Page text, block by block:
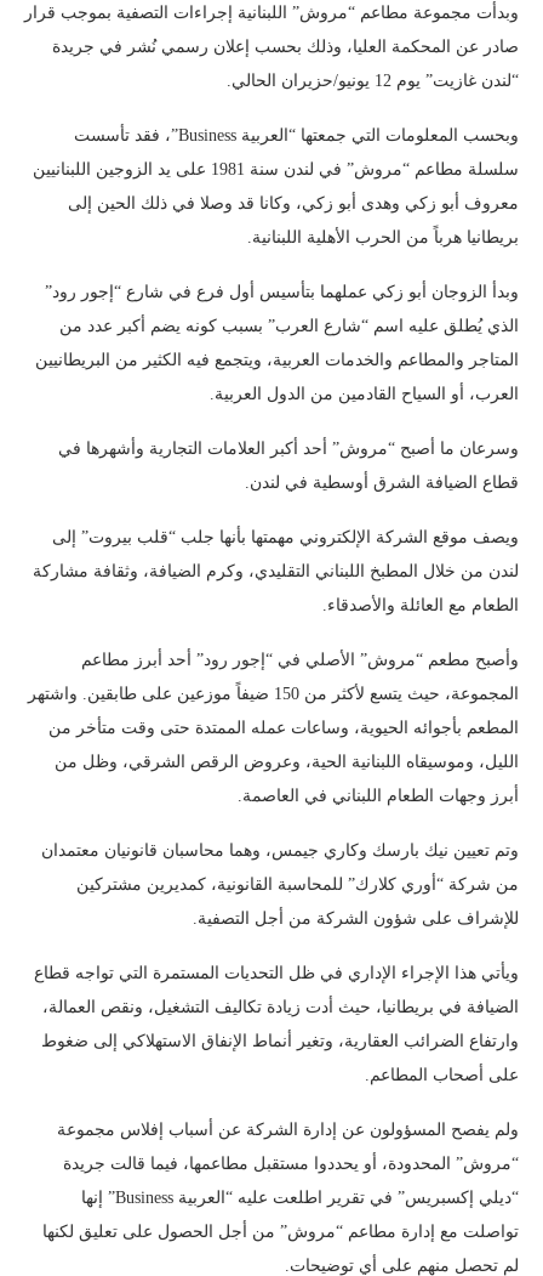
وبدأت مجموعة مطاعم “مروش” اللبنانية إجراءات التصفية بموجب قرار
صادر عن المحكمة العليا، وذلك بحسب إعلان رسمي نُشر في جريدة
“لندن غازيت” يوم 12 يونيو/حزيران الحالي.
وبحسب المعلومات التي جمعتها “العربية Business”، فقد تأسست
سلسلة مطاعم “مروش” في لندن سنة 1981 على يد الزوجين اللبنانيين
معروف أبو زكي وهدى أبو زكي، وكانا قد وصلا في ذلك الحين إلى
بريطانيا هرباً من الحرب الأهلية اللبنانية.
وبدأ الزوجان أبو زكي عملهما بتأسيس أول فرع في شارع “إجور رود”
الذي يُطلق عليه اسم “شارع العرب” بسبب كونه يضم أكبر عدد من
المتاجر والمطاعم والخدمات العربية، ويتجمع فيه الكثير من البريطانيين
العرب، أو السياح القادمين من الدول العربية.
وسرعان ما أصبح “مروش” أحد أكبر العلامات التجارية وأشهرها في
قطاع الضيافة الشرق أوسطية في لندن.
ويصف موقع الشركة الإلكتروني مهمتها بأنها جلب “قلب بيروت” إلى
لندن من خلال المطبخ اللبناني التقليدي، وكرم الضيافة، وثقافة مشاركة
الطعام مع العائلة والأصدقاء.
وأصبح مطعم “مروش” الأصلي في “إجور رود” أحد أبرز مطاعم
المجموعة، حيث يتسع لأكثر من 150 ضيفاً موزعين على طابقين. واشتهر
المطعم بأجوائه الحيوية، وساعات عمله الممتدة حتى وقت متأخر من
الليل، وموسيقاه اللبنانية الحية، وعروض الرقص الشرقي، وظل من
أبرز وجهات الطعام اللبناني في العاصمة.
وتم تعيين نيك بارسك وكاري جيمس، وهما محاسبان قانونيان معتمدان
من شركة “أوري كلارك” للمحاسبة القانونية، كمديرين مشتركين
للإشراف على شؤون الشركة من أجل التصفية.
ويأتي هذا الإجراء الإداري في ظل التحديات المستمرة التي تواجه قطاع
الضيافة في بريطانيا، حيث أدت زيادة تكاليف التشغيل، ونقص العمالة،
وارتفاع الضرائب العقارية، وتغير أنماط الإنفاق الاستهلاكي إلى ضغوط
على أصحاب المطاعم.
ولم يفصح المسؤولون عن إدارة الشركة عن أسباب إفلاس مجموعة
“مروش” المحدودة، أو يحددوا مستقبل مطاعمها، فيما قالت جريدة
“ديلي إكسبريس” في تقرير اطلعت عليه “العربية Business” إنها
تواصلت مع إدارة مطاعم “مروش” من أجل الحصول على تعليق لكنها
لم تحصل منهم على أي توضيحات.